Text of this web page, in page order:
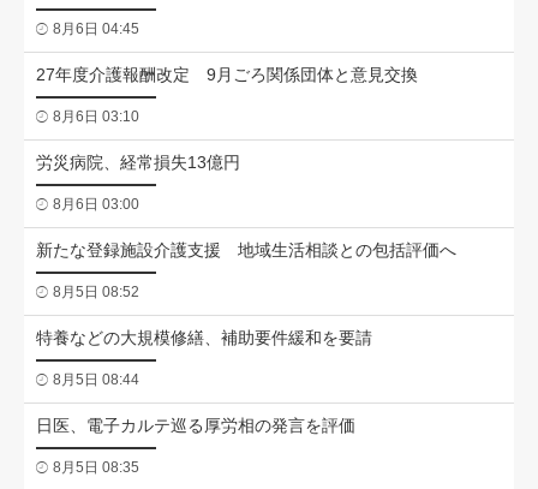
8月6日 04:45
27年度介護報酬改定 9月ごろ関係団体と意見交換
8月6日 03:10
労災病院、経常損失13億円
8月6日 03:00
新たな登録施設介護支援 地域生活相談との包括評価へ
8月5日 08:52
特養などの大規模修繕、補助要件緩和を要請
8月5日 08:44
日医、電子カルテ巡る厚労相の発言を評価
8月5日 08:35